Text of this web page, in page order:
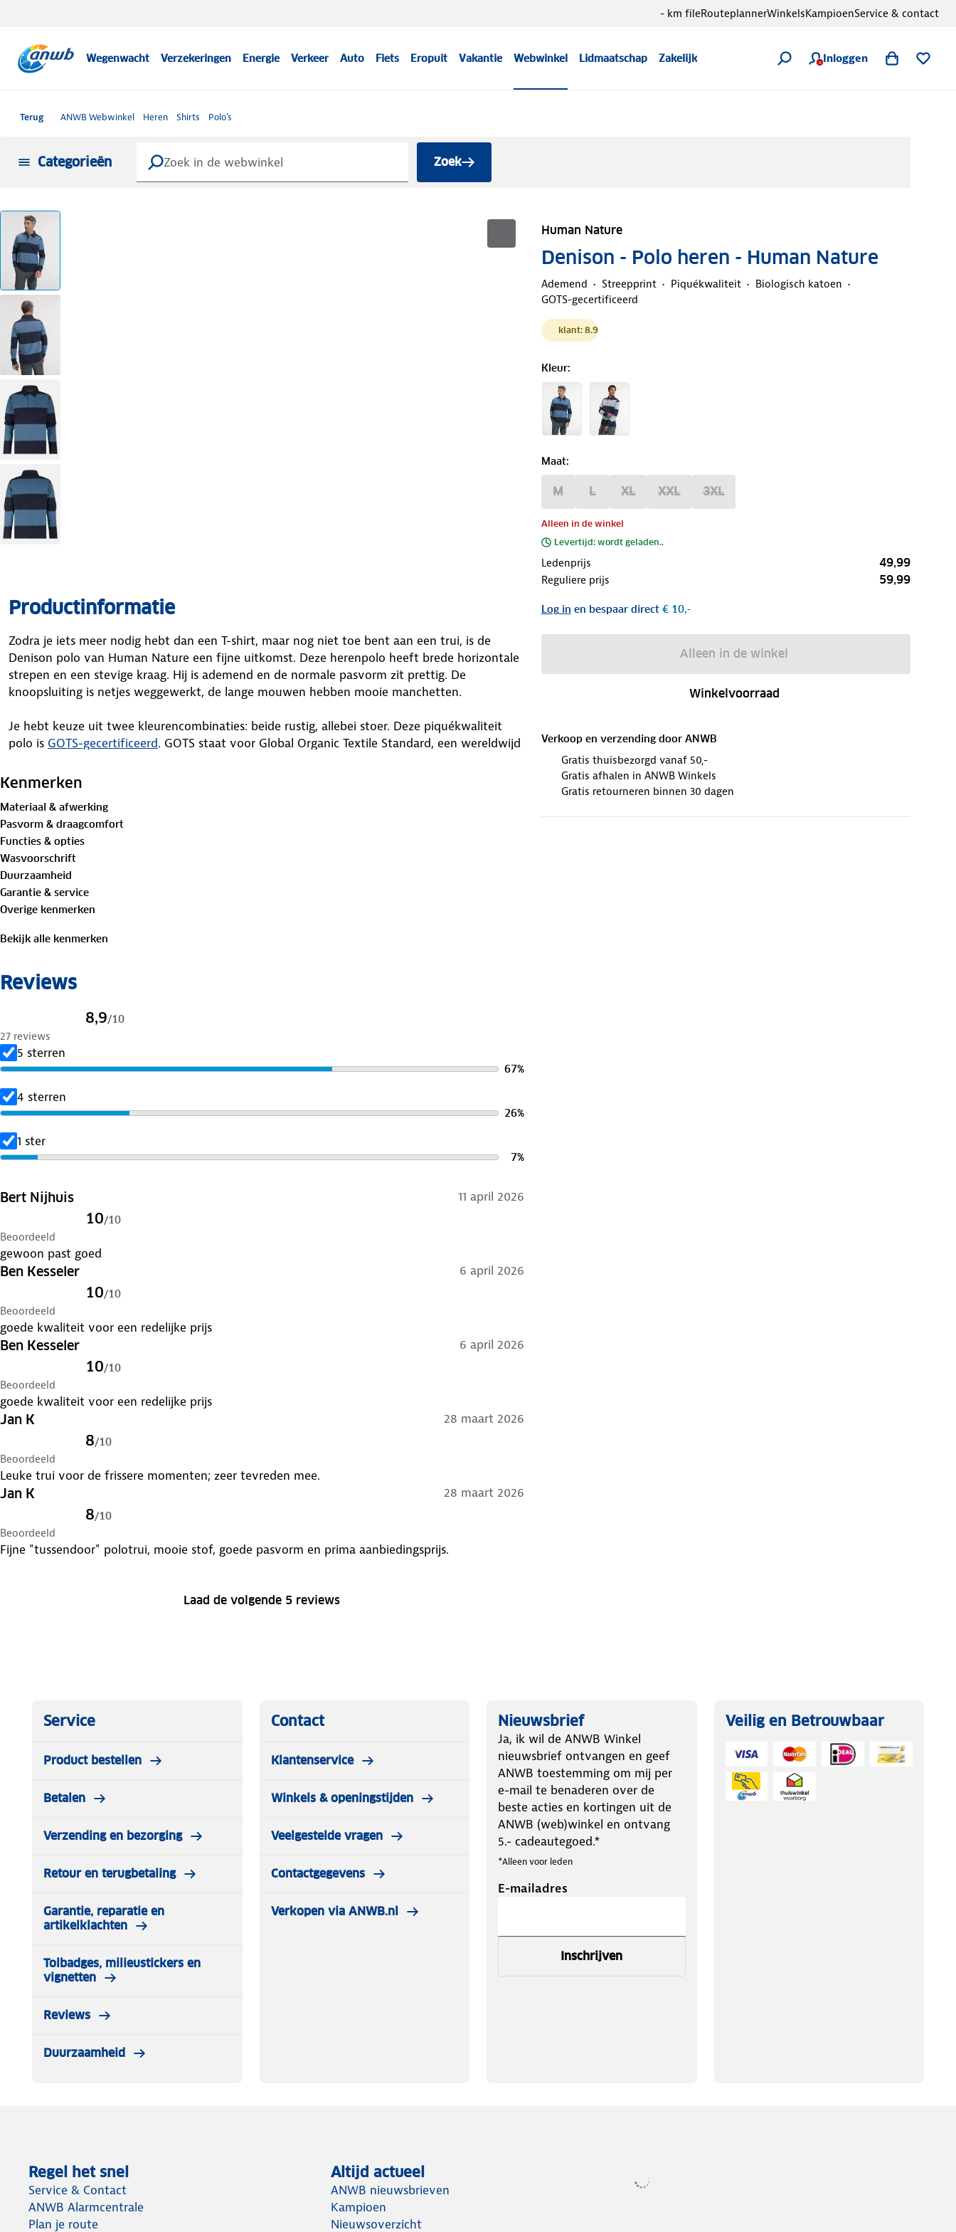
Wegenwacht Verzekeringen Energie Verkeer Auto Fiets Eropuit Vakantie Webwinkel Lidmaatschap Zakelijk Inloggen
- km fileRouteplannerWinkelsKampioenService & contact
Terug ANWB Webwinkel Heren Shirts Polo's
Categorieën Zoek
Human Nature
Denison - Polo heren - Human Nature
Ademend Streepprint Piquékwaliteit
Biologisch katoen
GOTS-gecertificeerd
klant: 8.9
Kleur:
Maat:
M L XL XXL 3XL
Alleen in de winkel
Levertijd: wordt geladen..
Ledenprijs 49,99
Reguliere prijs 59,99
Log in en bespaar direct€ 10,-
Alleen in de winkel
Winkelvoorraad
Verkoop en verzending door ANWB
Gratis thuisbezorgd vanaf 50,-
Gratis afhalen in ANWB Winkels
Gratis retourneren binnen 30 dagen
Productinformatie
Zodra je iets meer nodig hebt dan een T-shirt, maar nog niet toe bent aan een trui, is de
Denison polo van Human Nature een fijne uitkomst. Deze herenpolo heeft brede horizontale
strepen en een stevige kraag. Hij is ademend en de normale pasvorm zit prettig. De
knoopsluiting is netjes weggewerkt, de lange mouwen hebben mooie manchetten.
Je hebt keuze uit twee kleurencombinaties: beide rustig, allebei stoer. Deze piquékwaliteit
polo is GOTS-gecertificeerd. GOTS staat voor Global Organic Textile Standard, een wereldwijd
je op kunt rekenen.
Materiaal
Grijs: 93%biologisch katoen
Petrol: 100%biologisch katoen
Is je kleding aan vervanging toe? Lever het in bij onze winkels. Wij geven er een nieuwe
bestemming aan.
Kenmerken
Materiaal & afwerking
Pasvorm & draagcomfort
Functies & opties
Wasvoorschrift
Duurzaamheid
Garantie & service
Overige kenmerken
Bekijk alle kenmerken
Reviews
8,9/10
27 reviews
5 sterren
67%
4 sterren
26%
1 ster
7%
Bert Nijhuis 11 april 2026
10/10
Beoordeeld
gewoon past goed
Ben Kesseler 6 april 2026
10/10
Beoordeeld
goede kwaliteit voor een redelijke prijs
Ben Kesseler 6 april 2026
10/10
Beoordeeld
goede kwaliteit voor een redelijke prijs
Jan K 28 maart 2026
8/10
Beoordeeld
Leuke trui voor de frissere momenten; zeer tevreden mee.
Jan K 28 maart 2026
8/10
Beoordeeld
Fijne "tussendoor" polotrui, mooie stof, goede pasvorm en prima aanbiedingsprijs.
Laad de volgende 5 reviews
Service
Product bestellen
Betalen
Verzending en bezorging
Retour en terugbetaling
Garantie, reparatie en
artikelklachten
Tolbadges, milieustickers en
vignetten
Reviews
Duurzaamheid
Contact
Klantenservice
Winkels & openingstijden
Veelgestelde vragen
Contactgegevens
Verkopen via ANWB.nl
Nieuwsbrief
Ja, ik wil de ANWB Winkel
nieuwsbrief ontvangen en geef
ANWB toestemming om mij per
e-mail te benaderen over de
beste acties en kortingen uit de
ANWB (web)winkel en ontvang
5.- cadeautegoed.*
*Alleen voor leden
E-mailadres
Inschrijven
Veilig en Betrouwbaar
Regel het snel
Service & Contact
ANWB Alarmcentrale
Plan je route
Altijd actueel
ANWB nieuwsbrieven
Kampioen
Nieuwsoverzicht